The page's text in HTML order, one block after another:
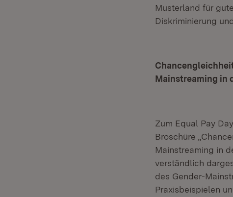
Musterland für
Diskriminierung
Mainstreaming in
Zum Equal Pay
Broschüre
Mainstreaming in
verständlich
des Gender-
Praxisbeispielen